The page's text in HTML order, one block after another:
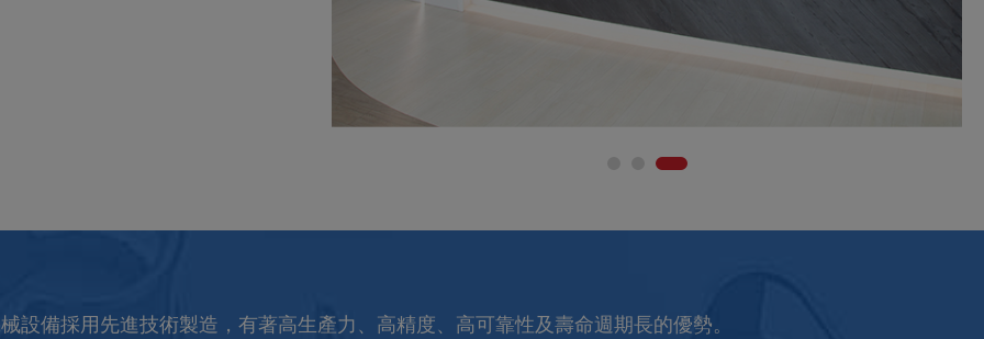
設備採用先進技術製造，有著高生產力、高精度、高可靠性及壽命週期長的優勢。